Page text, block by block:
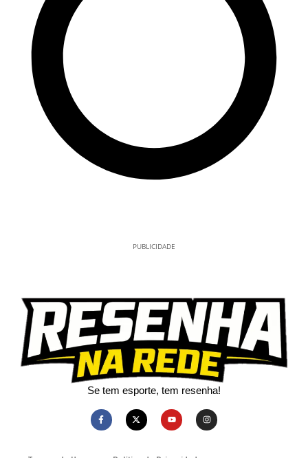
PUBLICIDADE
Se tem esporte, tem resenha!​